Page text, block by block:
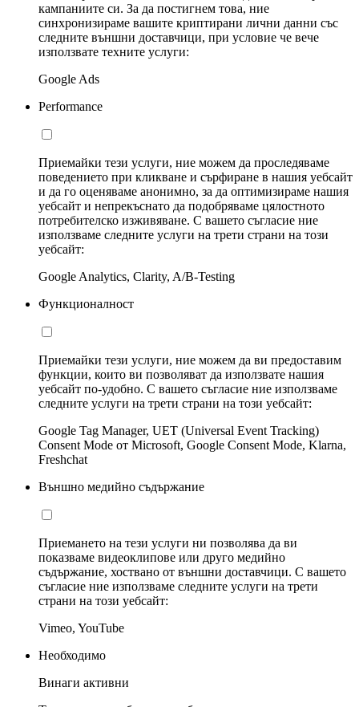
кампаниите си. За да постигнем това, ние
синхронизираме вашите криптирани лични данни със
следните външни доставчици, при условие че вече
използвате техните услуги:
Google Ads
Performance
Приемайки тези услуги, ние можем да проследяваме
поведението при кликване и сърфиране в нашия уебсайт
и да го оценяваме анонимно, за да оптимизираме нашия
уебсайт и непрекъснато да подобряваме цялостното
потребителско изживяване. С вашето съгласие ние
използваме следните услуги на трети страни на този
уебсайт:
Google Analytics, Clarity, A/B-Testing
Функционалност
Приемайки тези услуги, ние можем да ви предоставим
функции, които ви позволяват да използвате нашия
уебсайт по-удобно. С вашето съгласие ние използваме
следните услуги на трети страни на този уебсайт:
Google Tag Manager, UET (Universal Event Tracking)
Consent Mode от Microsoft, Google Consent Mode, Klarna,
Freshchat
Външно медийно съдържание
Приемането на тези услуги ни позволява да ви
показваме видеоклипове или друго медийно
съдържание, хоствано от външни доставчици. С вашето
съгласие ние използваме следните услуги на трети
страни на този уебсайт:
Vimeo, YouTube
Необходимо
Винаги активни